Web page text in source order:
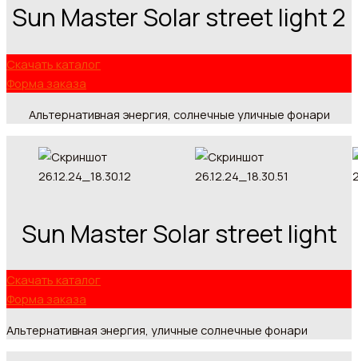
Sun Master Solar street light 2
Скачать каталог
Форма заказа
Альтернативная энергия, солнечные уличные фонари
Sun Master Solar street light
Скачать каталог
Форма заказа
Альтернативная энергия, уличные солнечные фонари